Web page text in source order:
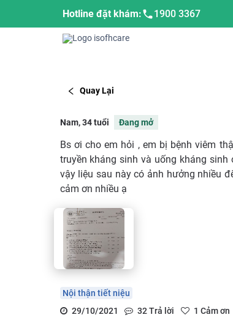
Hotline đặt khám: 1900 3367
Quay Lại
Nam, 34 tuổi Đang mở
Bs ơi cho em hỏi , em bị bệnh viêm
truyền kháng sinh và uống kháng
vậy liệu sau này có ảnh hưởng nhiều
cảm ơn nhiều ạ
Nội thận tiết niệu
29/10/2021
32Trả lời 1 Cảm ơn